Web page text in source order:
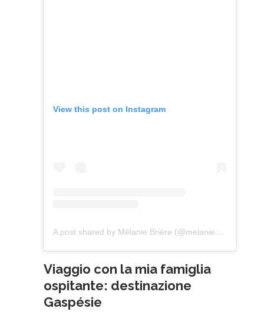
View this post on Instagram
A post shared by Mélanie Brière (@melaniebrierephotographie)
Viaggio con la mia famiglia
ospitante: destinazione
Gaspésie